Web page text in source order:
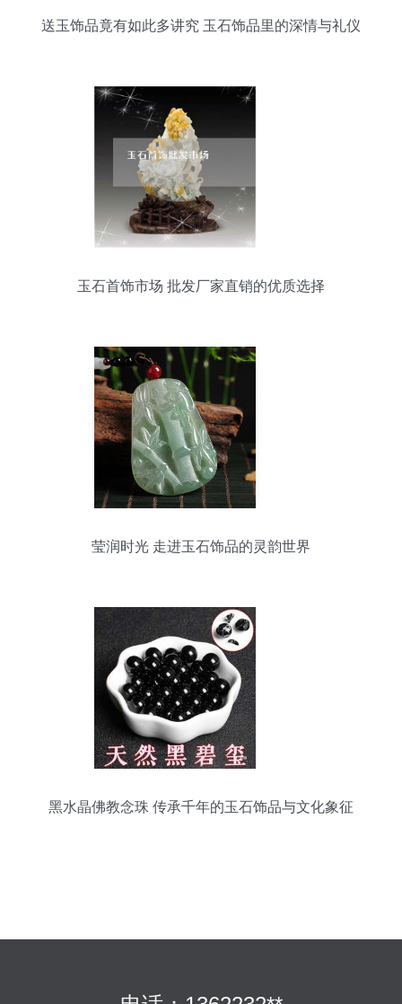
送玉饰品竟有如此多讲究 玉石饰品里的深情与礼仪
玉石首饰市场 批发厂家直销的优质选择
莹润时光 走进玉石饰品的灵韵世界
黑水晶佛教念珠 传承千年的玉石饰品与文化象征